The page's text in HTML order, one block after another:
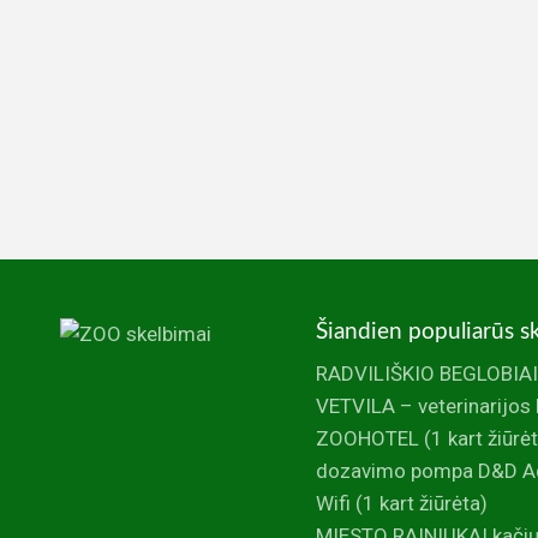
Šiandien populiarūs
RADVILIŠKIO BEGLOBIAI
VETVILA – veterinarijos
ZOOHOTEL(1 kart
dozavimo pompa D&D
Wifi (1 kart žiūrėta)